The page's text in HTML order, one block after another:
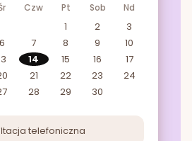
Czw Pt Sob Nd
1 2
3
6 7 8 9
10
14 15 16
17
21 22 23
24
28 29 30
telefoniczna